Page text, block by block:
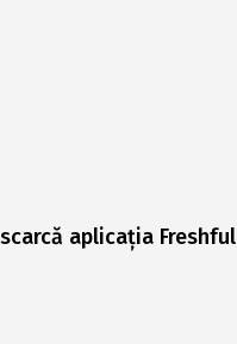
aplicația Freshful